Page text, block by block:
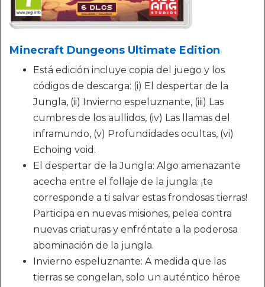
Minecraft Dungeons Ultimate Edition
Está edición incluye copia del juego y los
códigos de descarga: (i) El despertar de la
Jungla, (ii) Invierno espeluznante, (iii) Las
cumbres de los aullidos, (iv) Las llamas del
inframundo, (v) Profundidades ocultas, (vi)
Echoing void.
El despertar de la Jungla: Algo amenazante
acecha entre el follaje de la jungla: ¡te
corresponde a ti salvar estas frondosas tierras!
Participa en nuevas misiones, pelea contra
nuevas criaturas y enfréntate a la poderosa
abominación de la jungla.
Invierno espeluznante: A medida que las
tierras se congelan, solo un auténtico héroe